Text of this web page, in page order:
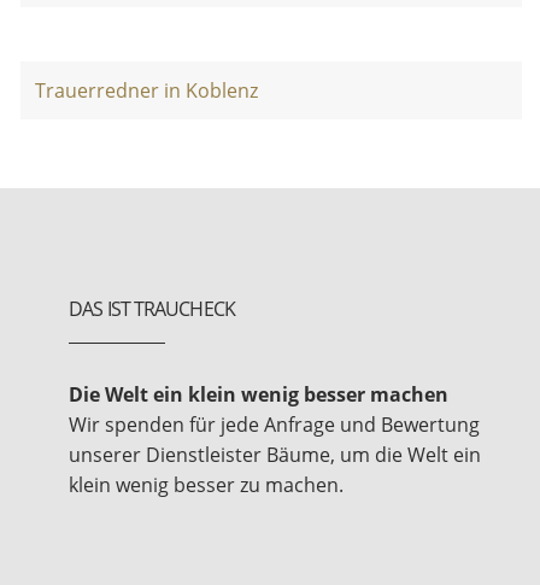
Trauerredner in Koblenz
DAS IST TRAUCHECK
Die Welt ein klein wenig besser machen
Wir spenden für jede Anfrage und Bewertung
unserer Dienstleister Bäume, um die Welt ein
klein wenig besser zu machen.